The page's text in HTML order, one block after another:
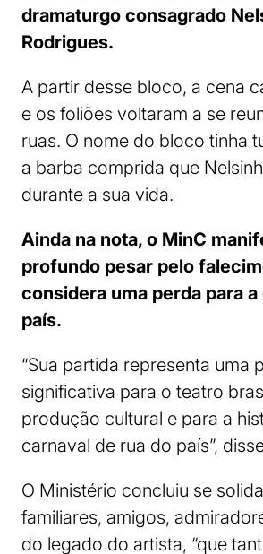
dramaturgo consagrado
Rodrigues.
A partir desse bloco, a cena
e os foliões voltaram a se
ruas. O nome do bloco tinha
a barba comprida que
durante a sua vida.
Ainda na nota, o MinC
profundo pesar pelo
considera uma perda para
país.
“Sua partida representa uma
significativa para o teatro
produção cultural e para a
carnaval de rua do país”,
O Ministério concluiu se
familiares, amigos,
do legado do artista, “que